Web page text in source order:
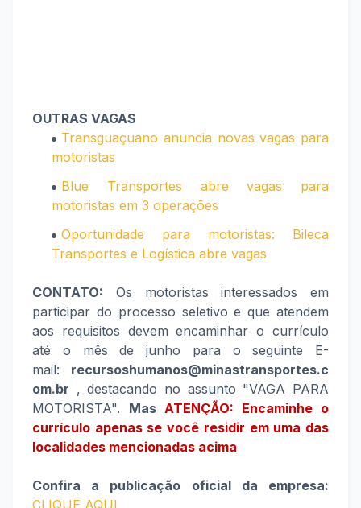
OUTRAS VAGAS
Transguaçuano anuncia novas vagas para
motoristas
Blue Transportes abre vagas para
motoristas em 3 operações
Oportunidade para motoristas: Bileca
Transportes e Logística abre vagas
CONTATO: Os motoristas interessados em
participar do processo seletivo e que atendem
aos requisitos devem encaminhar o currículo
até o mês de junho para o seguinte E-
mail: recursoshumanos@minastransportes.c
om.br , destacando no assunto "VAGA PARA
MOTORISTA". Mas ATENÇÃO: Encaminhe o
currículo apenas se você residir em uma das
localidades mencionadas acima
Confira a publicação oficial da empresa:
CLIQUE AQUI